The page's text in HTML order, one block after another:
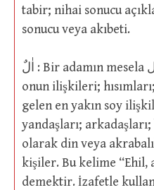
tabir; nihai sonucu
sonucu veya akıbeti.
اٰلٌ : Bir adamın mesela اَهْل (bir aile) ile durumu:
onun ilişkileri;
gelen en yakın soy
yandaşları;
olarak din veya
kişiler. Bu kelime “Ehil,
demektir. İzafetle